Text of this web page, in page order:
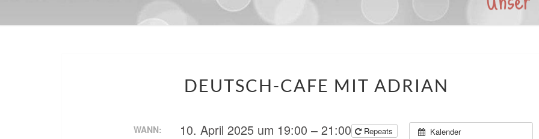
CAFE
DEUTSCH-CAFE MIT ADRIAN
Kalender
WANN: 10. April 2025 um 19:00 – 21:00 Repeats